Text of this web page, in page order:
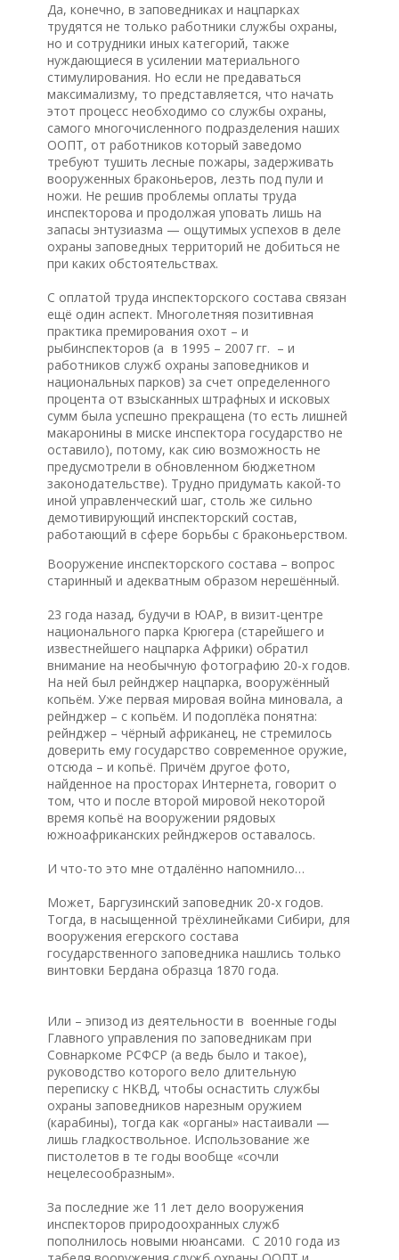
Да, конечно, в заповедниках и нацпарках
трудятся не только работники службы охраны,
но и сотрудники иных категорий, также
нуждающиеся в усилении материального
стимулирования. Но если не предаваться
максимализму, то представляется, что начать
этот процесс необходимо со службы охраны,
самого многочисленного подразделения наших
ООПТ, от работников который заведомо
требуют тушить лесные пожары, задерживать
вооруженных браконьеров, лезть под пули и
ножи. Не решив проблемы оплаты труда
инспекторова и продолжая уповать лишь на
запасы энтузиазма — ощутимых успехов в деле
охраны заповедных территорий не добиться не
при каких обстоятельствах.
С оплатой труда инспекторского состава связан
ещё один аспект. Многолетняя позитивная
практика премирования охот – и
рыбинспекторов (а в 1995 – 2007 гг. – и
работников служб охраны заповедников и
национальных парков) за счет определенного
процента от взысканных штрафных и исковых
сумм была успешно прекращена (то есть лишней
макаронины в миске инспектора государство не
оставило), потому, как сию возможность не
предусмотрели в обновленном бюджетном
законодательстве). Трудно придумать какой-то
иной управленческий шаг, столь же сильно
демотивирующий инспекторский состав,
работающий в сфере борьбы с браконьерством.
Вооружение инспекторского состава – вопрос
старинный и адекватным образом нерешённый.
23 года назад, будучи в ЮАР, в визит-центре
национального парка Крюгера (старейшего и
известнейшего нацпарка Африки) обратил
внимание на необычную фотографию 20-х годов.
На ней был рейнджер нацпарка, вооружённый
копьём. Уже первая мировая война миновала, а
рейнджер – с копьём. И подоплёка понятна:
рейнджер – чёрный африканец, не стремилось
доверить ему государство современное оружие,
отсюда – и копьё. Причём другое фото,
найденное на просторах Интернета, говорит о
том, что и после второй мировой некоторой
время копьё на вооружении рядовых
южноафриканских рейнджеров оставалось.
И что-то это мне отдалённо напомнило…
Может, Баргузинский заповедник 20-х годов.
Тогда, в насыщенной трёхлинейками Сибири, для
вооружения егерского состава
государственного заповедника нашлись только
винтовки Бердана образца 1870 года.
Или – эпизод из деятельности в военные годы
Главного управления по заповедникам при
Совнаркоме РСФСР (а ведь было и такое),
руководство которого вело длительную
переписку с НКВД, чтобы оснастить службы
охраны заповедников нарезным оружием
(карабины), тогда как «органы» настаивали —
лишь гладкоствольное. Использование же
пистолетов в те годы вообще «сочли
нецелесообразным».
За последние же 11 лет дело вооружения
инспекторов природоохранных служб
пополнилось новыми нюансами. С 2010 года из